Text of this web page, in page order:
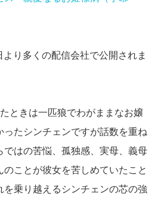
り多くの配信会社で公開されま
ときは一匹狼でわがままなお嬢
ったシンチェンですが話数を重ね
ではの苦悩、孤独感、実母、義母
のことが彼女を苦しめていたこと
を乗り越えるシンチェンの芯の強